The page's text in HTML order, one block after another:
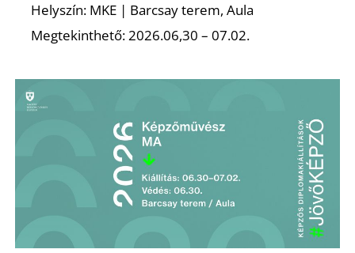
Helyszín: MKE | Barcsay terem, Aula
Megtekinthető: 2026.06,30 – 07.02.